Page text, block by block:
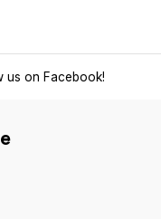
us on Facebook!